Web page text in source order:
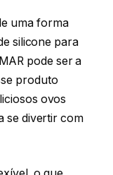
uma forma
silicone para
pode ser a
produto
ovos
se divertir com